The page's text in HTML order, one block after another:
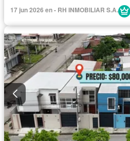
17 jun 2026 en - RH INMOBILIAR S.A.